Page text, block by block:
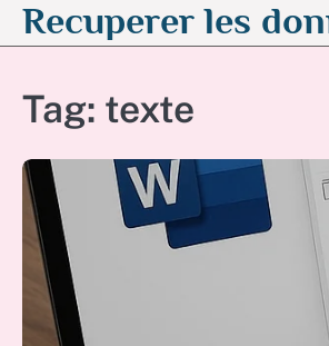
SkipRecuperer les
Tag: texte